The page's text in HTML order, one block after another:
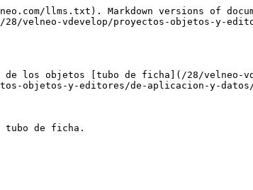
llms.txt). Markdown versions of
velneo-vdevelop/proyectos-objetos-y-
de los objetos [tubo de ficha](/28/
objetos-y-editores/de-aplicacion-y-
tubo de ficha.